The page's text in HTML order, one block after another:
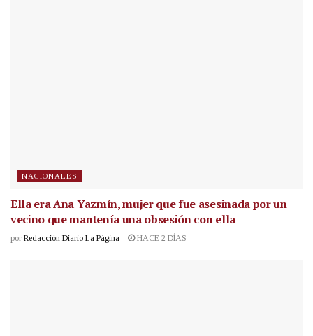
NACIONALES
Ella era Ana Yazmín, mujer que fue asesinada por un
vecino que mantenía una obsesión con ella
por Redacción Diario La Página HACE 2 DÍAS